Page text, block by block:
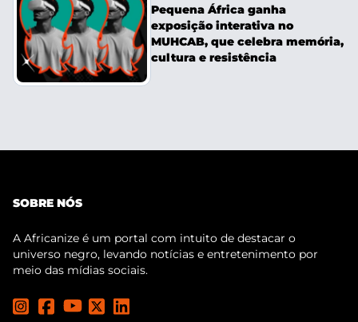
Pequena África ganha
exposição interativa no
MUHCAB, que celebra memória,
cultura e resistência
SOBRE NÓS
A Africanize é um portal com intuito de destacar o
universo negro, levando notícias e entretenimento por
meio das mídias sociais.